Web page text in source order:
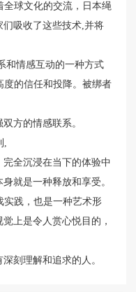
全球文化的交流，日本绳
吸收了这些技术,并将
和情感互动的一种方式
度的信任和投降。被绑者
方的情感联系。
,
全沉浸在当下的体验中
就是一种释放和享受。
实践，也是一种艺术形
上是令人赏心悦目的，
刻理解和追求的人。